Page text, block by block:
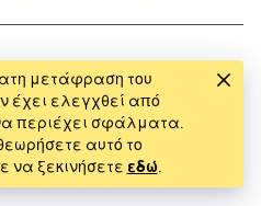
μετάφραση του
έχει ελεγχθεί από
περιέχει σφάλματα.
αυτό το
να ξεκινήσετε εδώ.